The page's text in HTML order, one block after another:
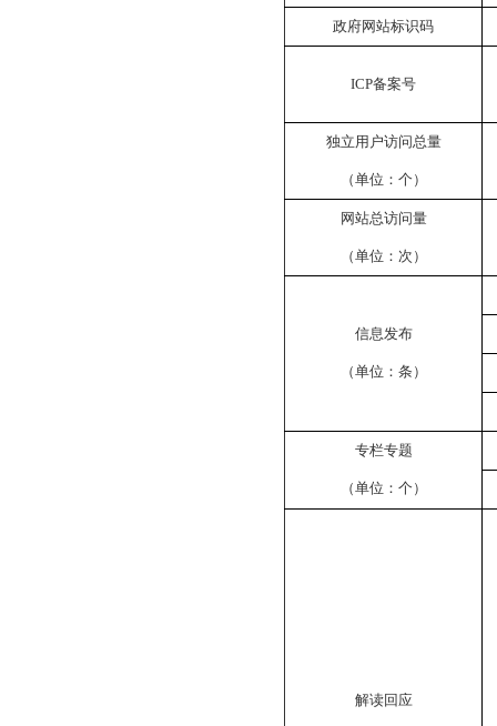
政府网站标识码
ICP备案号
独立用户访问总量
（单位：个）
网站总访问量
（单位：次）
信息发布
（单位：条）
专栏专题
（单位：个）
解读回应